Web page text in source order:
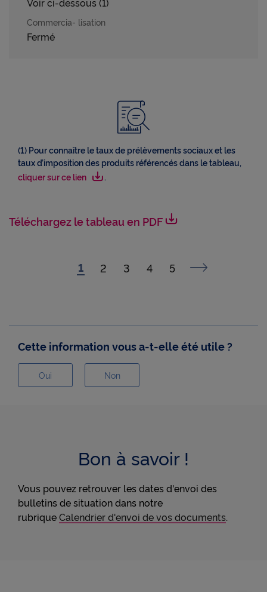
Fermé
(1) Pour connaître le taux de prélèvements sociaux et les
taux d’imposition des produits référencés dans le tableau,
cliquer sur ce lien
.
Téléchargez le tableau en PDF
page
Précédent
page
1courante
page
2 page
3 page
4 page
5
Cette information vous a-t-elle été utile ?
Oui Non
Bon à savoir !
Vous pouvez retrouver les dates d'envoi des
bulletins de situation dans notre
rubriqueCalendrier d'envoi de vos documents.